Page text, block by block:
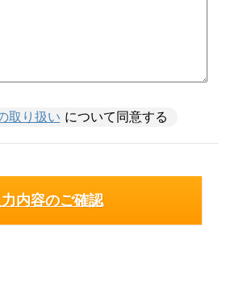
取り扱い について同意する